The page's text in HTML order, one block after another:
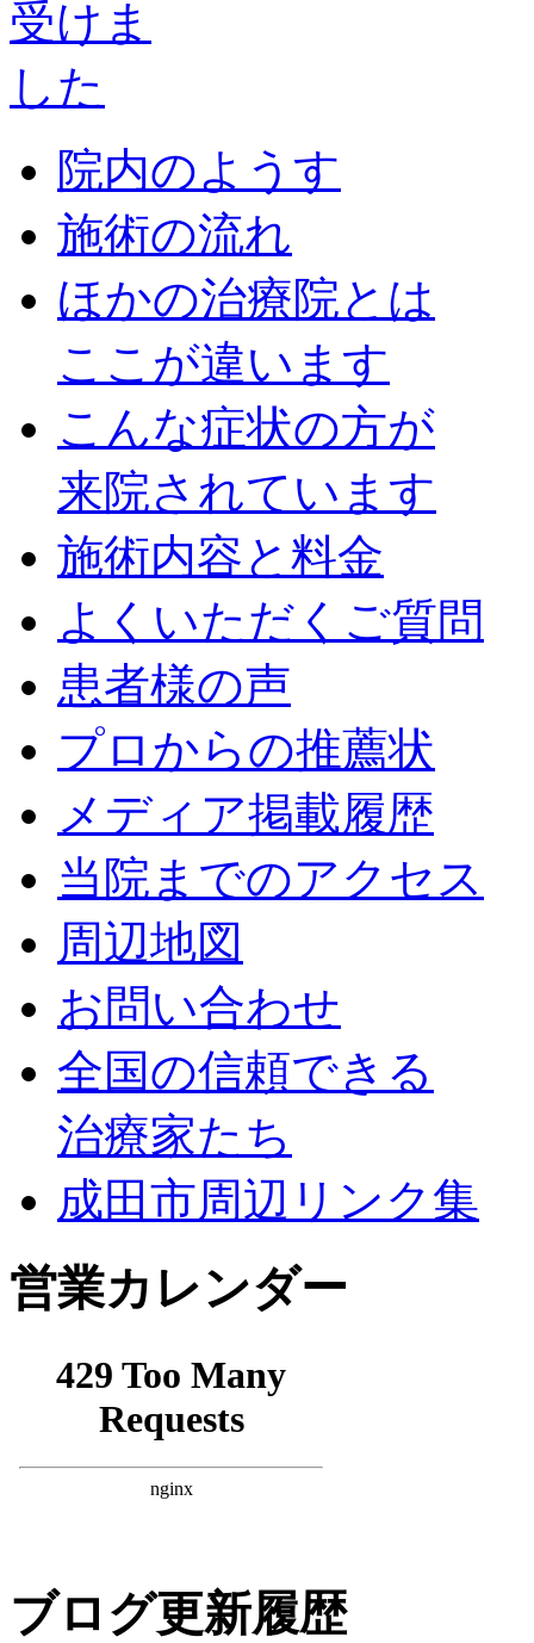
院内のようす
施術の流れ
ほかの治療院とは
ここが違います
こんな症状の方が
来院されています
施術内容と料金
よくいただくご質問
患者様の声
プロからの推薦状
メディア掲載履歴
当院までのアクセス
周辺地図
お問い合わせ
全国の信頼できる
治療家たち
成田市周辺リンク集
営業カレンダー
ブログ更新履歴